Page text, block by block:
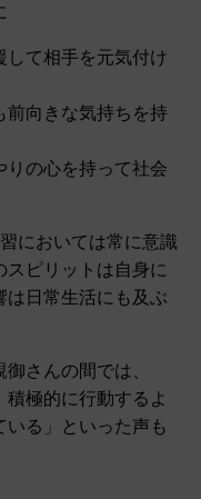
して相手を元気付け
前向きな気持ちを持
りの心を持って社会
においては常に意識
ピリットは自身に
は日常生活にも及ぶ
さんの間では、
積極的に行動するよ
いる」といった声も